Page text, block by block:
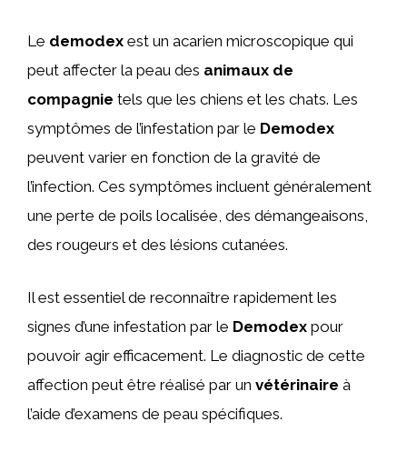
Le demodex est un acarien microscopique qui
peut affecter la peau des animaux de
compagnie tels que les chiens et les chats. Les
symptômes de l’infestation par le Demodex
peuvent varier en fonction de la gravité de
l’infection. Ces symptômes incluent généralement
une perte de poils localisée, des démangeaisons,
des rougeurs et des lésions cutanées.
Il est essentiel de reconnaître rapidement les
signes d’une infestation par le Demodex pour
pouvoir agir efficacement. Le diagnostic de cette
affection peut être réalisé par un vétérinaire à
l’aide d’examens de peau spécifiques.